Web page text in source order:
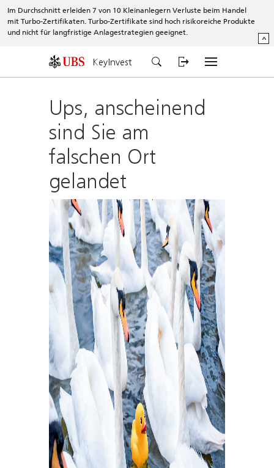
Im Durchschnitt erleiden 7 von 10 Kleinanlegern Verluste beim Handel
mit Turbo-Zertifikaten. Turbo-Zertifikate sind hoch risikoreiche Produkte
und nicht für langfristige Anlagestrategien geeignet.
^
KeyInvest
Ups, anscheinend
sind Sie am
falschen Ort
gelandet